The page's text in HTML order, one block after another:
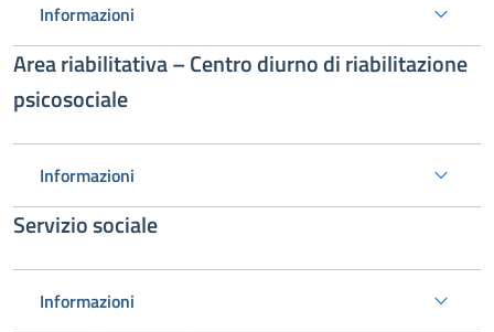
Informazioni
Area riabilitativa – Centro diurno di riabilitazione
psicosociale
Informazioni
Servizio sociale
Informazioni